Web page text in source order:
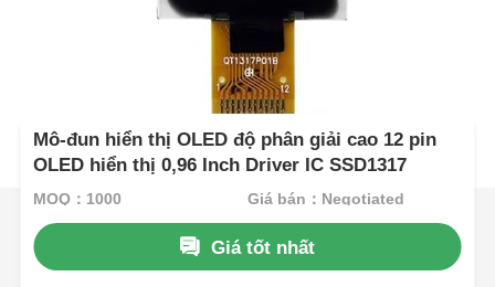
Mô-đun hiển thị OLED độ phân giải cao 12 pin
OLED hiển thị 0,96 Inch Driver IC SSD1317
MOQ：1000 Giá bán：Negotiated
Giá tốt nhất